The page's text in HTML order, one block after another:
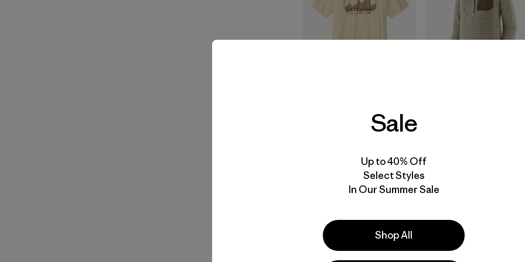
Sale
Up to 40% Off
Select Styles
In Our Summer Sale
Shop All